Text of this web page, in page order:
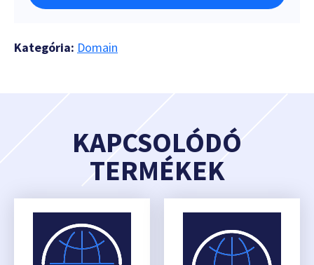
Kategória: Domain
KAPCSOLÓDÓ
TERMÉKEK